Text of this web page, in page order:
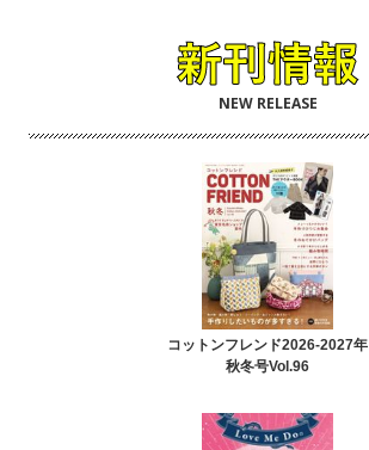
NEW RELEASE
コットンフレンド2026-2027年
秋冬号Vol.96